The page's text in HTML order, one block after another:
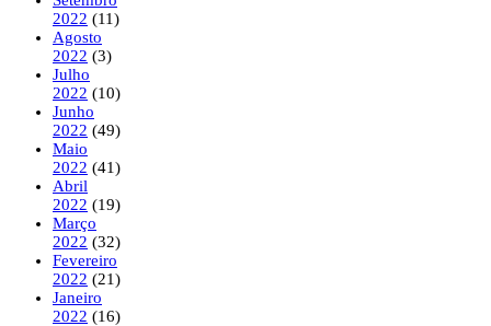
2022 (11)
Agosto
2022 (3)
Julho
2022 (10)
Junho
2022 (49)
Maio
2022 (41)
Abril
2022 (19)
Março
2022 (32)
Fevereiro
2022 (21)
Janeiro
2022 (16)